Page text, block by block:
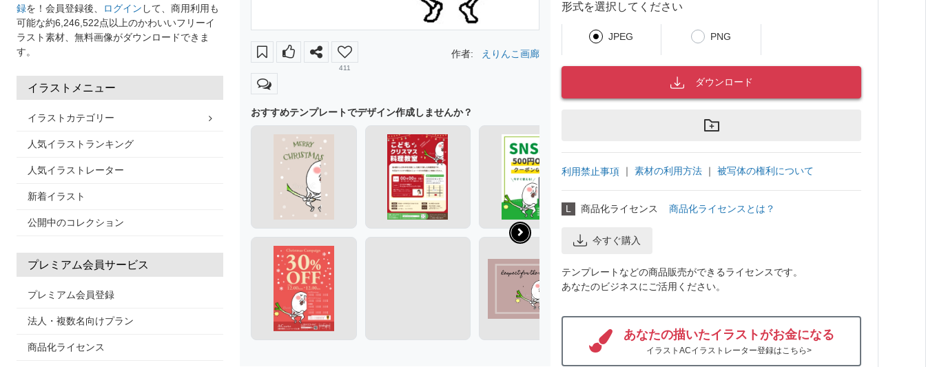
録を！会員登録後、 ログイン して、商用利用も
可能な約6,246,522点以上のかわいいフリーイ
ラスト素材、無料画像がダウンロードできま
す。
イラストメニュー
イラストカテゴリー
人気イラストランキング
人気イラストレーター
新着イラスト
公開中のコレクション
プレミアム会員サービス
プレミアム会員登録
法人・複数名向けプラン
商品化ライセンス
411
作者: えりんこ画廊
おすすめテンプレートでデザイン作成しませんか？
形式を選択してください
JPEG PNG
ダウンロード
利用禁止事項 ｜ 素材の利用方法 ｜ 被写体の権利について
L 商品化ライセンス 商品化ライセンスとは？
今すぐ購入
テンプレートなどの商品販売ができるライセンスです。
あなたのビジネスにご活用ください。
あなたの描いたイラストがお金になる
イラストACイラストレーター登録はこちら>